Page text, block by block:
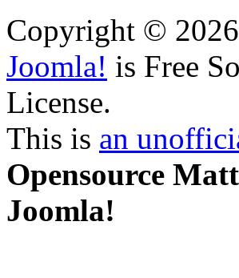
Copyright ©
Joomla! is Free
License.
This is an
Opensource
Joomla!